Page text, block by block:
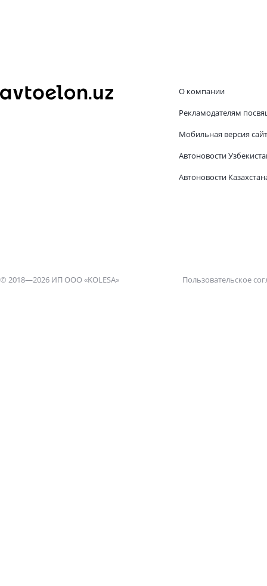
О компании
Рекламодателям
Мобильная версия
Автоновости
Автоновости
© 2018—2026 ИП ООО «KOLESA» Пользовательское